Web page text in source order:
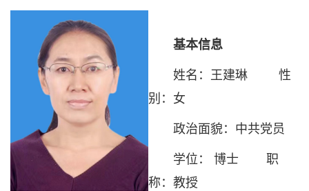
基本信息
姓名：王建琳 性
别：女
政治面貌：中共党员
学位： 博士 职
称：教授